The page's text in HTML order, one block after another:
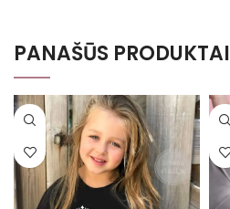
PANAŠŪS PRODUKTAI